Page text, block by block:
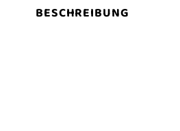
BESCHREIBUNG